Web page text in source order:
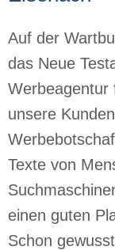
Auf der
das Neue
Werbeagentur
unsere
Texte von
einen guten
Schon